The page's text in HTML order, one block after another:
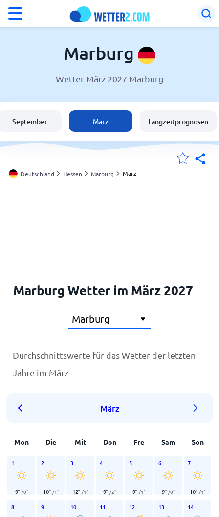
Wetter in Marburg
Schweiz
Österreich
Marburg
Wetter März 2027 Marburg
September März Langzeitprognosen
Deutschland Hessen Marburg März
Marburg Wetter im März 2027
Durchschnittswerte für das Wetter der letzten
Jahre im März
März
Mon Die Mit Don Fre Sam Son
1
9° /0°
2
10° /1°
3
12° /1°
4
9° /2°
5
9° /1°
6
9° /0°
7
10° /1°
8 9 10 11 12 13 14